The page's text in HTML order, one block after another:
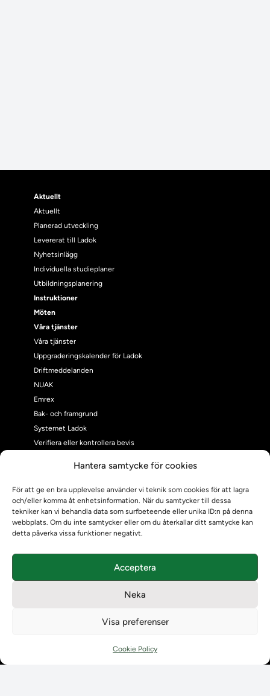
Hantera samtycke för cookies
För att ge en bra upplevelse använder vi teknik som cookies för att lagra
och/eller komma åt enhetsinformation. När du samtycker till dessa
tekniker kan vi behandla data som surfbeteende eller unika ID:n på denna
webbplats. Om du inte samtycker eller om du återkallar ditt samtycke kan
detta påverka vissa funktioner negativt.
Acceptera
Neka
Visa preferenser
Cookie Policy
Aktuellt
Aktuellt
Planerad utveckling
Levererat till Ladok
Nyhetsinlägg
Individuella studieplaner
Utbildningsplanering
Instruktioner
Möten
Våra tjänster
Våra tjänster
Uppgraderingskalender för Ladok
Driftmeddelanden
NUAK
Emrex
Bak- och framgrund
Systemet Ladok
Verifiera eller kontrollera bevis
Om oss
Om Ladokkonsortiet
Ladokkonsortiet internationellt
Vision, strategi och produktplan
Kontaktuppgifter för studenters Ladoksupport